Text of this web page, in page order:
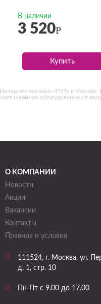
В наличии
3 520Р
Купить
магазин «ТМТ» в
швейное оборудование от
О КОМПАНИИ
Новости
Акции
Вакансии
Контакты
Правила и условия
111524, г. Москва, ул.
д. 1, стр. 10
Пн-Пт с 9.00 до 17.00